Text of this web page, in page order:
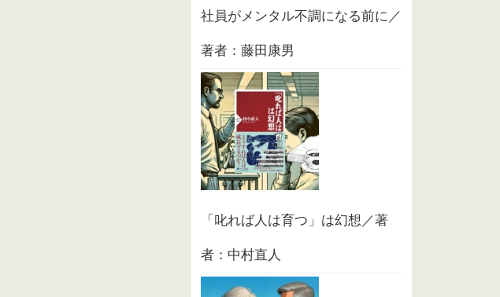
社員がメンタル不調になる前に／
著者：藤田康男
「叱れば人は育つ」は幻想／著
者：中村直人